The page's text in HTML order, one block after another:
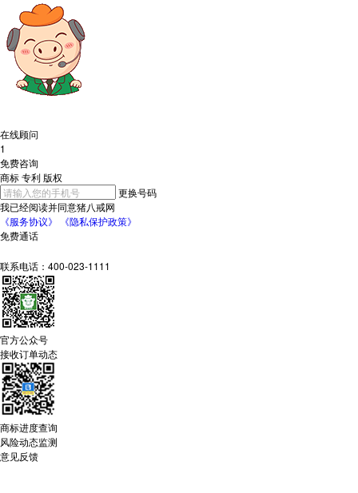
在线顾问
1
免费咨询
商标专利 版权
更换号码
我已经阅读并同意猪八戒网
《服务协议》 《隐私保护政策》
免费通话
联系电话：400-023-1111
官方公众号
接收订单动态
商标进度查询
风险动态监测
意见反馈